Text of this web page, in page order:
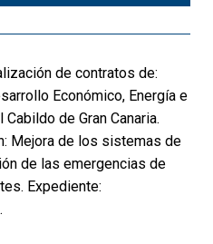
de contratos de:
Económico, Energía e
de Gran Canaria.
Mejora de los sistemas de
de las emergencias de
Expediente: